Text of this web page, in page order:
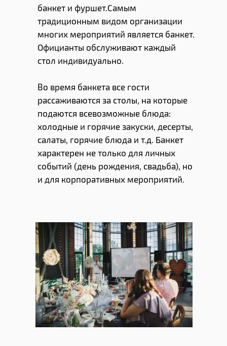
банкет и фуршет.Самым
традиционным видом организации
многих мероприятий является банкет.
Официанты обслуживают каждый
стол индивидуально.
Во время банкета все гости
рассаживаются за столы, на которые
подаются всевозможные блюда:
холодные и горячие закуски, десерты,
салаты, горячие блюда и т.д. Банкет
характерен не только для личных
событий (день рождения, свадьба), но
и для корпоративных мероприятий.